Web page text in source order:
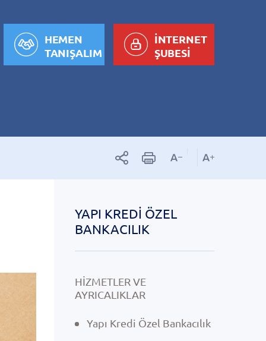
İNTERNET
ŞUBESİ
HEMEN
TANIŞALIM
YAPI KREDI ÖZEL
BANKACILIK
HİZMETLER VE
AYRICALIKLAR
Yapı Kredi Özel Bankacılık